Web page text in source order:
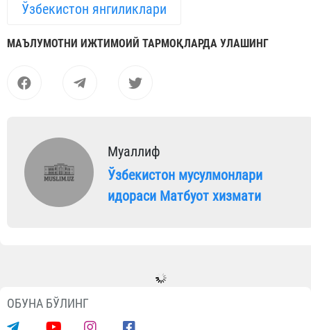
Ўзбекистон янгиликлари
МАЪЛУМОТНИ ИЖТИМОИЙ ТАРМОҚЛАРДА УЛАШИНГ
Муаллиф
Ўзбекистон мусулмонлари
идораси Матбуот хизмати
ОБУНА БЎЛИНГ